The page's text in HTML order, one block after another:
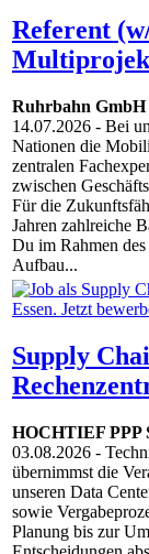
Referent
Ruhrbahn GmbH
14.07.2026 - Bei
Nationen die
zentralen
zwischen
Für die
Jahren zahlreiche
Du im Rahmen
Aufbau...
Supply
HOCHTIEF PPP
03.08.2026 -
übernimmst die
unseren Data
sowie
Planung bis zur